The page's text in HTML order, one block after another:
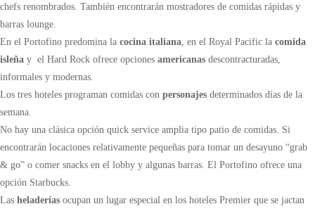
chefs renombrados. También encontrarán mostradores de comidas rápidas y
barras lounge.
En el Portofino predomina la cocina italiana, en el Royal Pacific la comida
isleña y el Hard Rock ofrece opciones americanas descontracturadas,
informales y modernas.
Los tres hoteles programan comidas con personajes determinados días de la
semana.
No hay una clásica opción quick service amplia tipo patio de comidas. Si
encontrarán locaciones relativamente pequeñas para tomar un desayuno “grab
& go” o comer snacks en el lobby y algunas barras. El Portofino ofrece una
opción Starbucks.
Las heladerías ocupan un lugar especial en los hoteles Premier que se jactan